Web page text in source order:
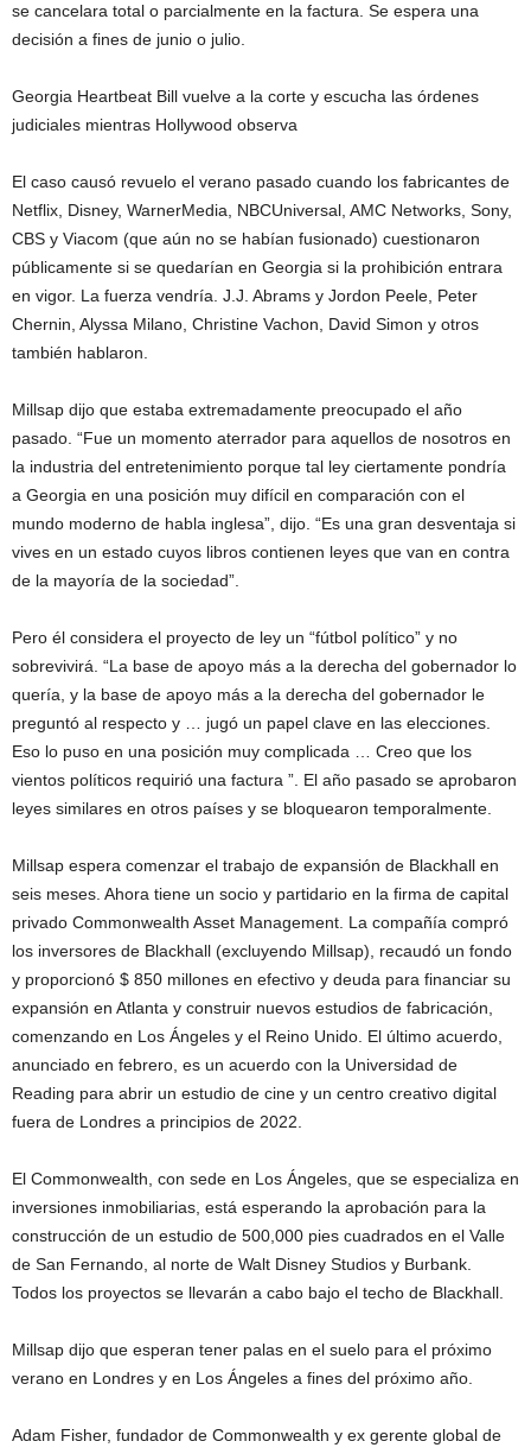
se cancelara total o parcialmente en la factura. Se espera una
decisión a fines de junio o julio.
Georgia Heartbeat Bill vuelve a la corte y escucha las órdenes
judiciales mientras Hollywood observa
El caso causó revuelo el verano pasado cuando los fabricantes de
Netflix, Disney, WarnerMedia, NBCUniversal, AMC Networks, Sony,
CBS y Viacom (que aún no se habían fusionado) cuestionaron
públicamente si se quedarían en Georgia si la prohibición entrara
en vigor. La fuerza vendría. J.J. Abrams y Jordon Peele, Peter
Chernin, Alyssa Milano, Christine Vachon, David Simon y otros
también hablaron.
Millsap dijo que estaba extremadamente preocupado el año
pasado. “Fue un momento aterrador para aquellos de nosotros en
la industria del entretenimiento porque tal ley ciertamente pondría
a Georgia en una posición muy difícil en comparación con el
mundo moderno de habla inglesa”, dijo. “Es una gran desventaja si
vives en un estado cuyos libros contienen leyes que van en contra
de la mayoría de la sociedad”.
Pero él considera el proyecto de ley un “fútbol político” y no
sobrevivirá. “La base de apoyo más a la derecha del gobernador lo
quería, y la base de apoyo más a la derecha del gobernador le
preguntó al respecto y … jugó un papel clave en las elecciones.
Eso lo puso en una posición muy complicada … Creo que los
vientos políticos requirió una factura ”. El año pasado se aprobaron
leyes similares en otros países y se bloquearon temporalmente.
Millsap espera comenzar el trabajo de expansión de Blackhall en
seis meses. Ahora tiene un socio y partidario en la firma de capital
privado Commonwealth Asset Management. La compañía compró
los inversores de Blackhall (excluyendo Millsap), recaudó un fondo
y proporcionó $ 850 millones en efectivo y deuda para financiar su
expansión en Atlanta y construir nuevos estudios de fabricación,
comenzando en Los Ángeles y el Reino Unido. El último acuerdo,
anunciado en febrero, es un acuerdo con la Universidad de
Reading para abrir un estudio de cine y un centro creativo digital
fuera de Londres a principios de 2022.
El Commonwealth, con sede en Los Ángeles, que se especializa en
inversiones inmobiliarias, está esperando la aprobación para la
construcción de un estudio de 500,000 pies cuadrados en el Valle
de San Fernando, al norte de Walt Disney Studios y Burbank.
Todos los proyectos se llevarán a cabo bajo el techo de Blackhall.
Millsap dijo que esperan tener palas en el suelo para el próximo
verano en Londres y en Los Ángeles a fines del próximo año.
Adam Fisher, fundador de Commonwealth y ex gerente global de